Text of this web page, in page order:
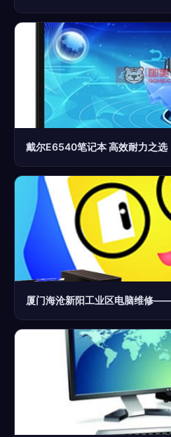
戴尔E6540笔记本 高效耐力之选
厦门海沧新阳工业区电脑维修